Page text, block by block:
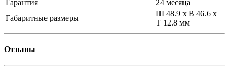
Гарантия
24 месяца
Габаритные размеры
Ш 48.9 x В 46.6 x
Т 12.8 мм
Отзывы